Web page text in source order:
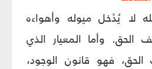
لا يُدْخل ميوله وأهواءه
وأما المعيار الذي
فهو قانون الوجود،